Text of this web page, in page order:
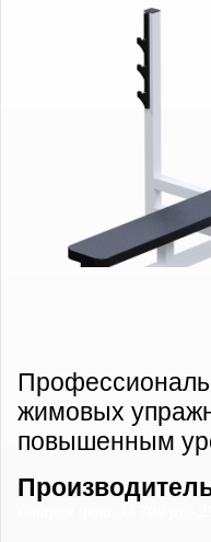
жимовых
повышенным